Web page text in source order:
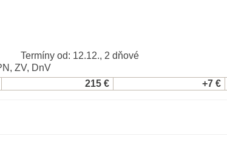
Termíny od: 12.12., 2 dňové
ZV, DnV
215 € +7 €